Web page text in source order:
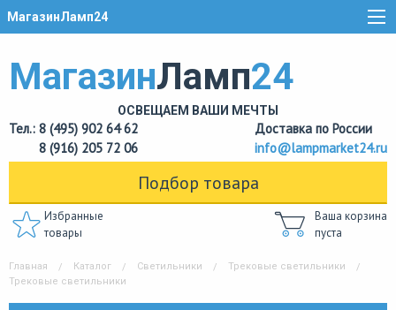
МагазинЛамп24
МагазинЛамп24
ОСВЕЩАЕМ ВАШИ МЕЧТЫ
Тел.: 8 (495) 902 64 62
8 (916) 205 72 06
Доставка по России
info@lampmarket24.ru
Подбор товара
Избранные
товары
Ваша корзина
пуста
Главная Каталог Светильники
Трековые светильники
Трековые светильники